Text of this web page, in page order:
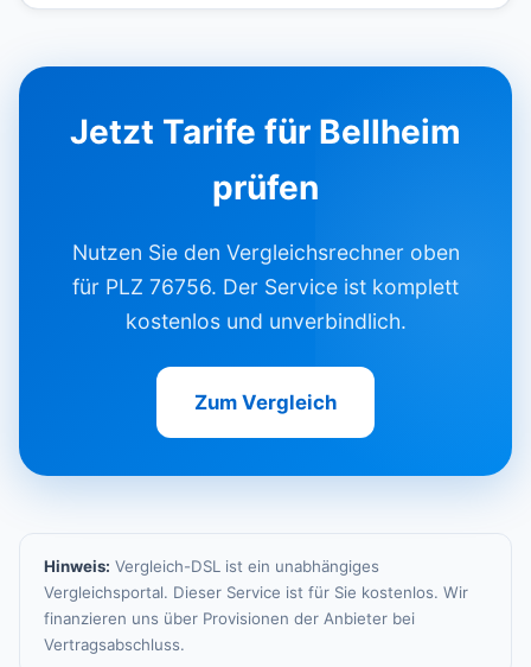
Jetzt Tarife für Bellheim
prüfen
Nutzen Sie den Vergleichsrechner oben
für PLZ 76756. Der Service ist komplett
kostenlos und unverbindlich.
Zum Vergleich
Hinweis: Vergleich-DSL ist ein unabhängiges
Vergleichsportal. Dieser Service ist für Sie kostenlos. Wir
finanzieren uns über Provisionen der Anbieter bei
Vertragsabschluss.